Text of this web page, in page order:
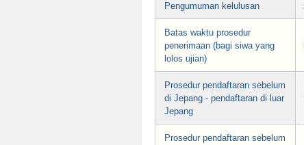
Pengumuman kelulusan
Batas waktu prosedur
penerimaan (bagi siwa yang
lolos ujian)
Prosedur pendaftaran sebelum
di Jepang - pendaftaran di luar
Jepang
Prosedur pendaftaran sebelum